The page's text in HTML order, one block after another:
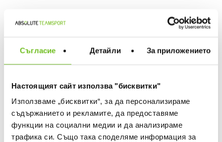
Съгласие Детайли За приложението
Настоящият сайт използва "бисквитки"
Използваме „бисквитки“, за да персонализираме
съдържанието и рекламите, да предоставяме
функции на социални медии и да анализираме
трафика си. Също така споделяме информация за
NEW